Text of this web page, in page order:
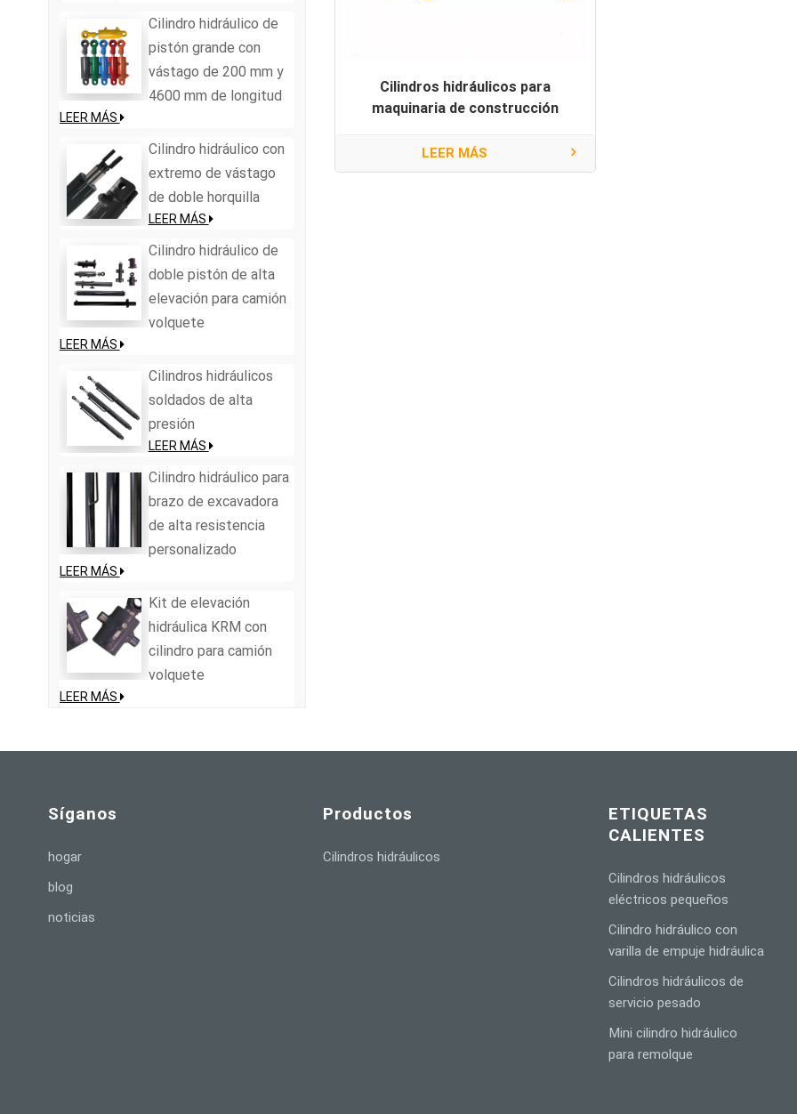
Cilindro hidráulico de
pistón grande con
vástago de 200 mm y
4600 mm de longitud
LEER MÁS
Cilindro hidráulico con
extremo de vástago
de doble horquilla
LEER MÁS
Cilindro hidráulico de
doble pistón de alta
elevación para camión
volquete
LEER MÁS
Cilindros hidráulicos
soldados de alta
presión
LEER MÁS
Cilindro hidráulico para
brazo de excavadora
de alta resistencia
personalizado
LEER MÁS
Kit de elevación
hidráulica KRM con
cilindro para camión
volquete
LEER MÁS
Cilindros hidráulicos para
maquinaria de construcción
LEER MÁS
Síganos
hogar
blog
noticias
Productos
Cilindros hidráulicos
ETIQUETAS
CALIENTES
Cilindros hidráulicos
eléctricos pequeños
Cilindro hidráulico con
varilla de empuje hidráulica
Cilindros hidráulicos de
servicio pesado
Mini cilindro hidráulico
para remolque